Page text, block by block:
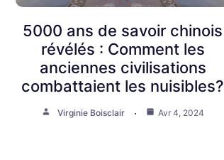
5000 ans de savoir chinois
révélés : Comment les
anciennes civilisations
combattaient les nuisibles?
Virginie Boisclair Avr 4, 2024